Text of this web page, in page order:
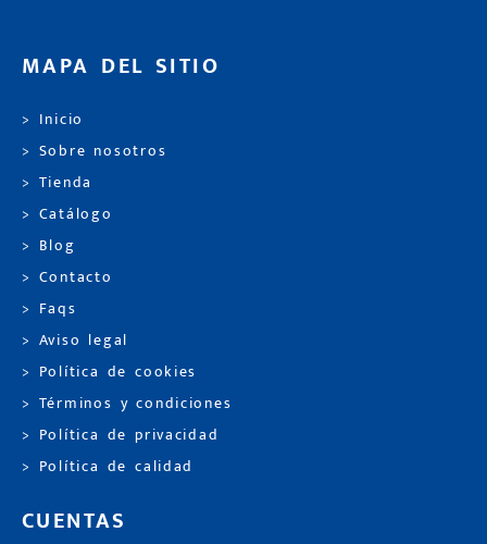
MAPA DEL SITIO
> Inicio
> Sobre nosotros
> Tienda
> Catálogo
> Blog
> Contacto
> Faqs
> Aviso legal
> Política de cookies
> Términos y condiciones
> Política de privacidad
> Política de calidad
CUENTAS